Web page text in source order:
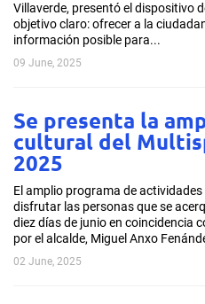
Villaverde, presentó el dispositivo
objetivo claro: ofrecer a la
información posible para...
09 June, 2025
Se presenta la
cultural del
2025
El amplio programa de
disfrutar las personas que se
diez días de junio en coincidencia
por el alcalde, Miguel Anxo
02 June, 2025